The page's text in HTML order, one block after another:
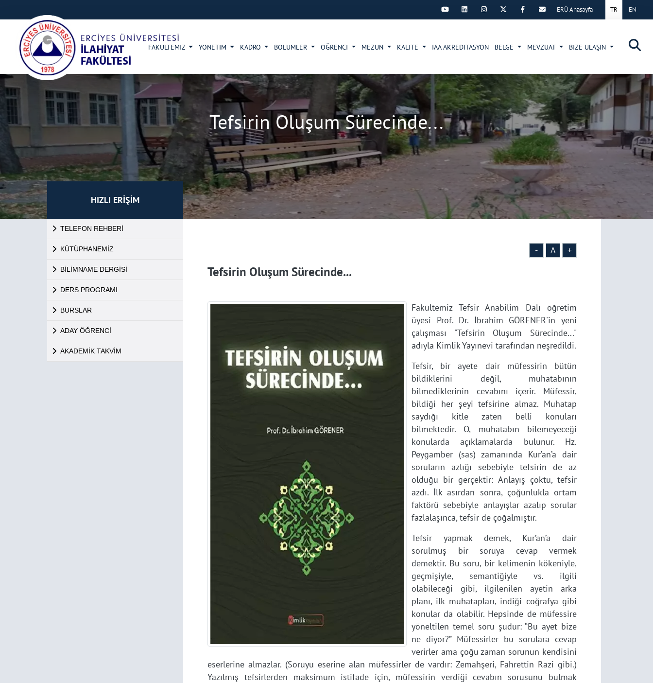
×
TR EN
ERÜ Anasayfa
FAKÜLTEMİZ YÖNETİM KADRO BÖLÜMLER ÖĞRENCİ MEZUN KALİTE İAA AKREDİTASYON BELGE MEVZUAT BİZE ULAŞIN
Tefsirin Oluşum Sürecinde...
HIZLI ERİŞİM
TELEFON REHBERİ
KÜTÜPHANEMİZ
BİLİMNAME DERGİSİ
DERS PROGRAMI
BURSLAR
ADAY ÖĞRENCİ
AKADEMİK TAKVİM
- A +
Tefsirin Oluşum Sürecinde...
Fakültemiz Tefsir Anabilim Dalı öğretim
üyesi Prof. Dr. İbrahim GÖRENER'in yeni
çalışması "Tefsirin Oluşum Sürecinde..."
adıyla Kimlik Yayınevi tarafından neşredildi.
Tefsir, bir ayete dair müfessirin bütün
bildiklerini değil, muhatabının
bilmediklerinin cevabını içerir. Müfessir,
bildiği her şeyi tefsirine almaz. Muhatap
saydığı kitle zaten belli konuları
bilmektedir. O, muhatabın bilemeyeceği
konularda açıklamalarda bulunur. Hz.
Peygamber (sas) zamanında Kur’an’a dair
soruların azlığı sebebiyle tefsirin de az
olduğu bir gerçektir: Anlayış çoktu, tefsir
azdı. İlk asırdan sonra, çoğunlukla ortam
faktörü sebebiyle anlayışlar azalıp sorular
fazlalaşınca, tefsir de çoğalmıştır.
Tefsir yapmak demek, Kur’an’a dair
sorulmuş bir soruya cevap vermek
demektir. Bu soru, bir kelimenin kökeniyle,
geçmişiyle, semantiğiyle vs. ilgili
olabileceği gibi, ilgilenilen ayetin arka
planı, ilk muhatapları, indiği coğrafya gibi
konular da olabilir. Hepsinde de müfessire
yöneltilen temel soru şudur: “Bu ayet bize
ne diyor?” Müfessirler bu sorulara cevap
verirler ama çoğu zaman sorunun kendisini
eserlerine almazlar. (Soruyu eserine alan müfessirler de vardır: Zemahşeri, Fahrettin Razi gibi.)
Yazılmış tefsirlerden maksimum istifade için, müfessirin verdiği cevabın sorusunu bulmak